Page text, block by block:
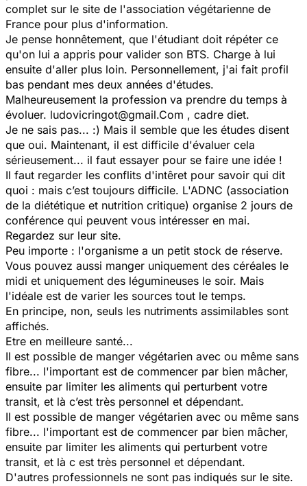
complet sur le site de l'association végétarienne de
France pour plus d'information.
Je pense honnêtement, que l'étudiant doit répéter ce
qu'on lui a appris pour valider son BTS. Charge à lui
ensuite d'aller plus loin. Personnellement, j'ai fait profil
bas pendant mes deux années d'études.
Malheureusement la profession va prendre du temps à
évoluer. ludovicringot@gmail.Com , cadre diet.
Je ne sais pas... :) Mais il semble que les études disent
que oui. Maintenant, il est difficile d'évaluer cela
sérieusement... il faut essayer pour se faire une idée !
Il faut regarder les conflits d'intêret pour savoir qui dit
quoi : mais c’est toujours difficile. L'ADNC (association
de la diététique et nutrition critique) organise 2 jours de
conférence qui peuvent vous intéresser en mai.
Regardez sur leur site.
Peu importe : l'organisme a un petit stock de réserve.
Vous pouvez aussi manger uniquement des céréales le
midi et uniquement des légumineuses le soir. Mais
l'idéale est de varier les sources tout le temps.
En principe, non, seuls les nutriments assimilables sont
affichés.
Etre en meilleure santé...
Il est possible de manger végétarien avec ou même sans
fibre... l'important est de commencer par bien mâcher,
ensuite par limiter les aliments qui perturbent votre
transit, et là c’est très personnel et dépendant.
Il est possible de manger végétarien avec ou même sans
fibre... l'important est de commencer par bien mâcher,
ensuite par limiter les aliments qui perturbent votre
transit, et là c est très personnel et dépendant.
D'autres professionnels ne sont pas indiqués sur le site.